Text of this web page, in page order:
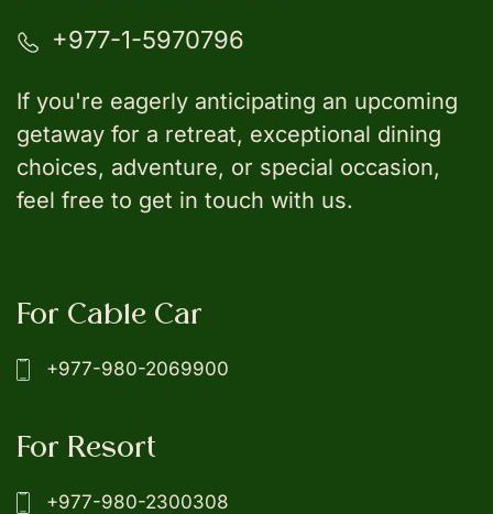
+977-1-5970796
If you're eagerly anticipating an upcoming
getaway for a retreat, exceptional dining
choices, adventure, or special occasion,
feel free to get in touch with us.
For Cable Car
+977-980-2069900
For Resort
+977-980-2300308